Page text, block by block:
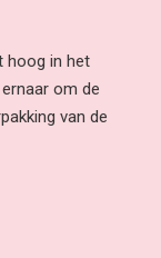
hoog in het
om de
van de